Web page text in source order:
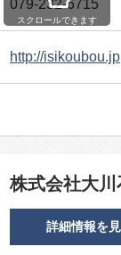
079-232-6715
http://isikoubou.jp
スクロールできます
株式会社大川
詳細情報を